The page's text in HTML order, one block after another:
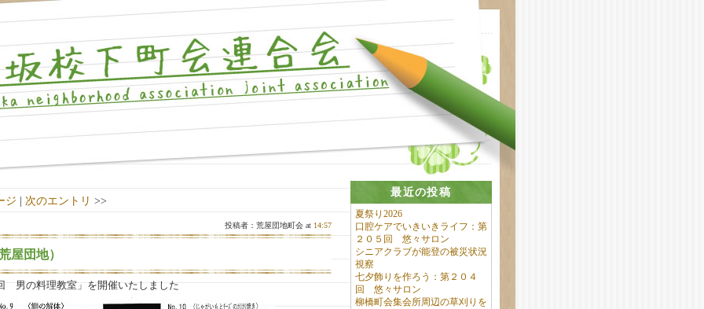
最近の投稿
夏祭り2026
口腔ケアでいきいきライフ：第
２０５回 悠々サロン
シニアクラブが能登の被災状況
視察
七夕飾りを作ろう：第２０４
回 悠々サロン
柳橋町会集会所周辺の草刈りを
ジ | 次のエントリ >>
投稿者：荒屋団地町会 at 14:57
屋団地）
男の料理教室」を開催いたしました